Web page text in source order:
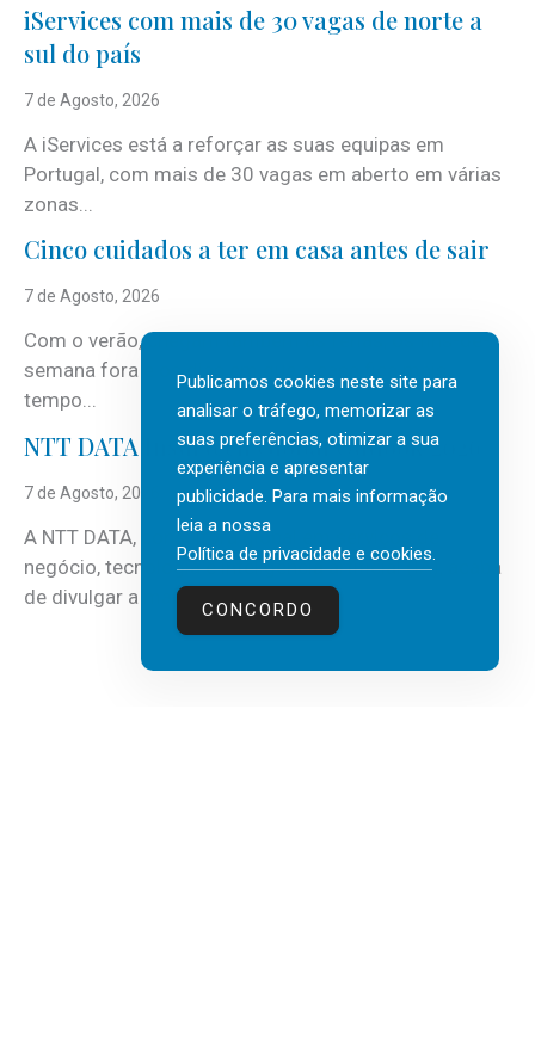
iServices com mais de 30 vagas de norte a
sul do país
7 de Agosto, 2026
A iServices está a reforçar as suas equipas em
Portugal, com mais de 30 vagas em aberto em várias
zonas...
Cinco cuidados a ter em casa antes de sair
7 de Agosto, 2026
Com o verão, chegam também as férias, os fins-de-
semana fora e os dias em que a casa fica mais
tempo...
NTT DATA Insurtech Global Outlook 2026
7 de Agosto, 2026
A NTT DATA, consultora global em serviços de
negócio, tecnologia e inteligência artificial (IA), acaba
de divulgar a mais recente...
Publicamos cookies neste site para
analisar o tráfego, memorizar as
suas preferências, otimizar a sua
experiência e apresentar
publicidade. Para mais informação
leia a nossa
Política de privacidade e cookies.
CONCORDO